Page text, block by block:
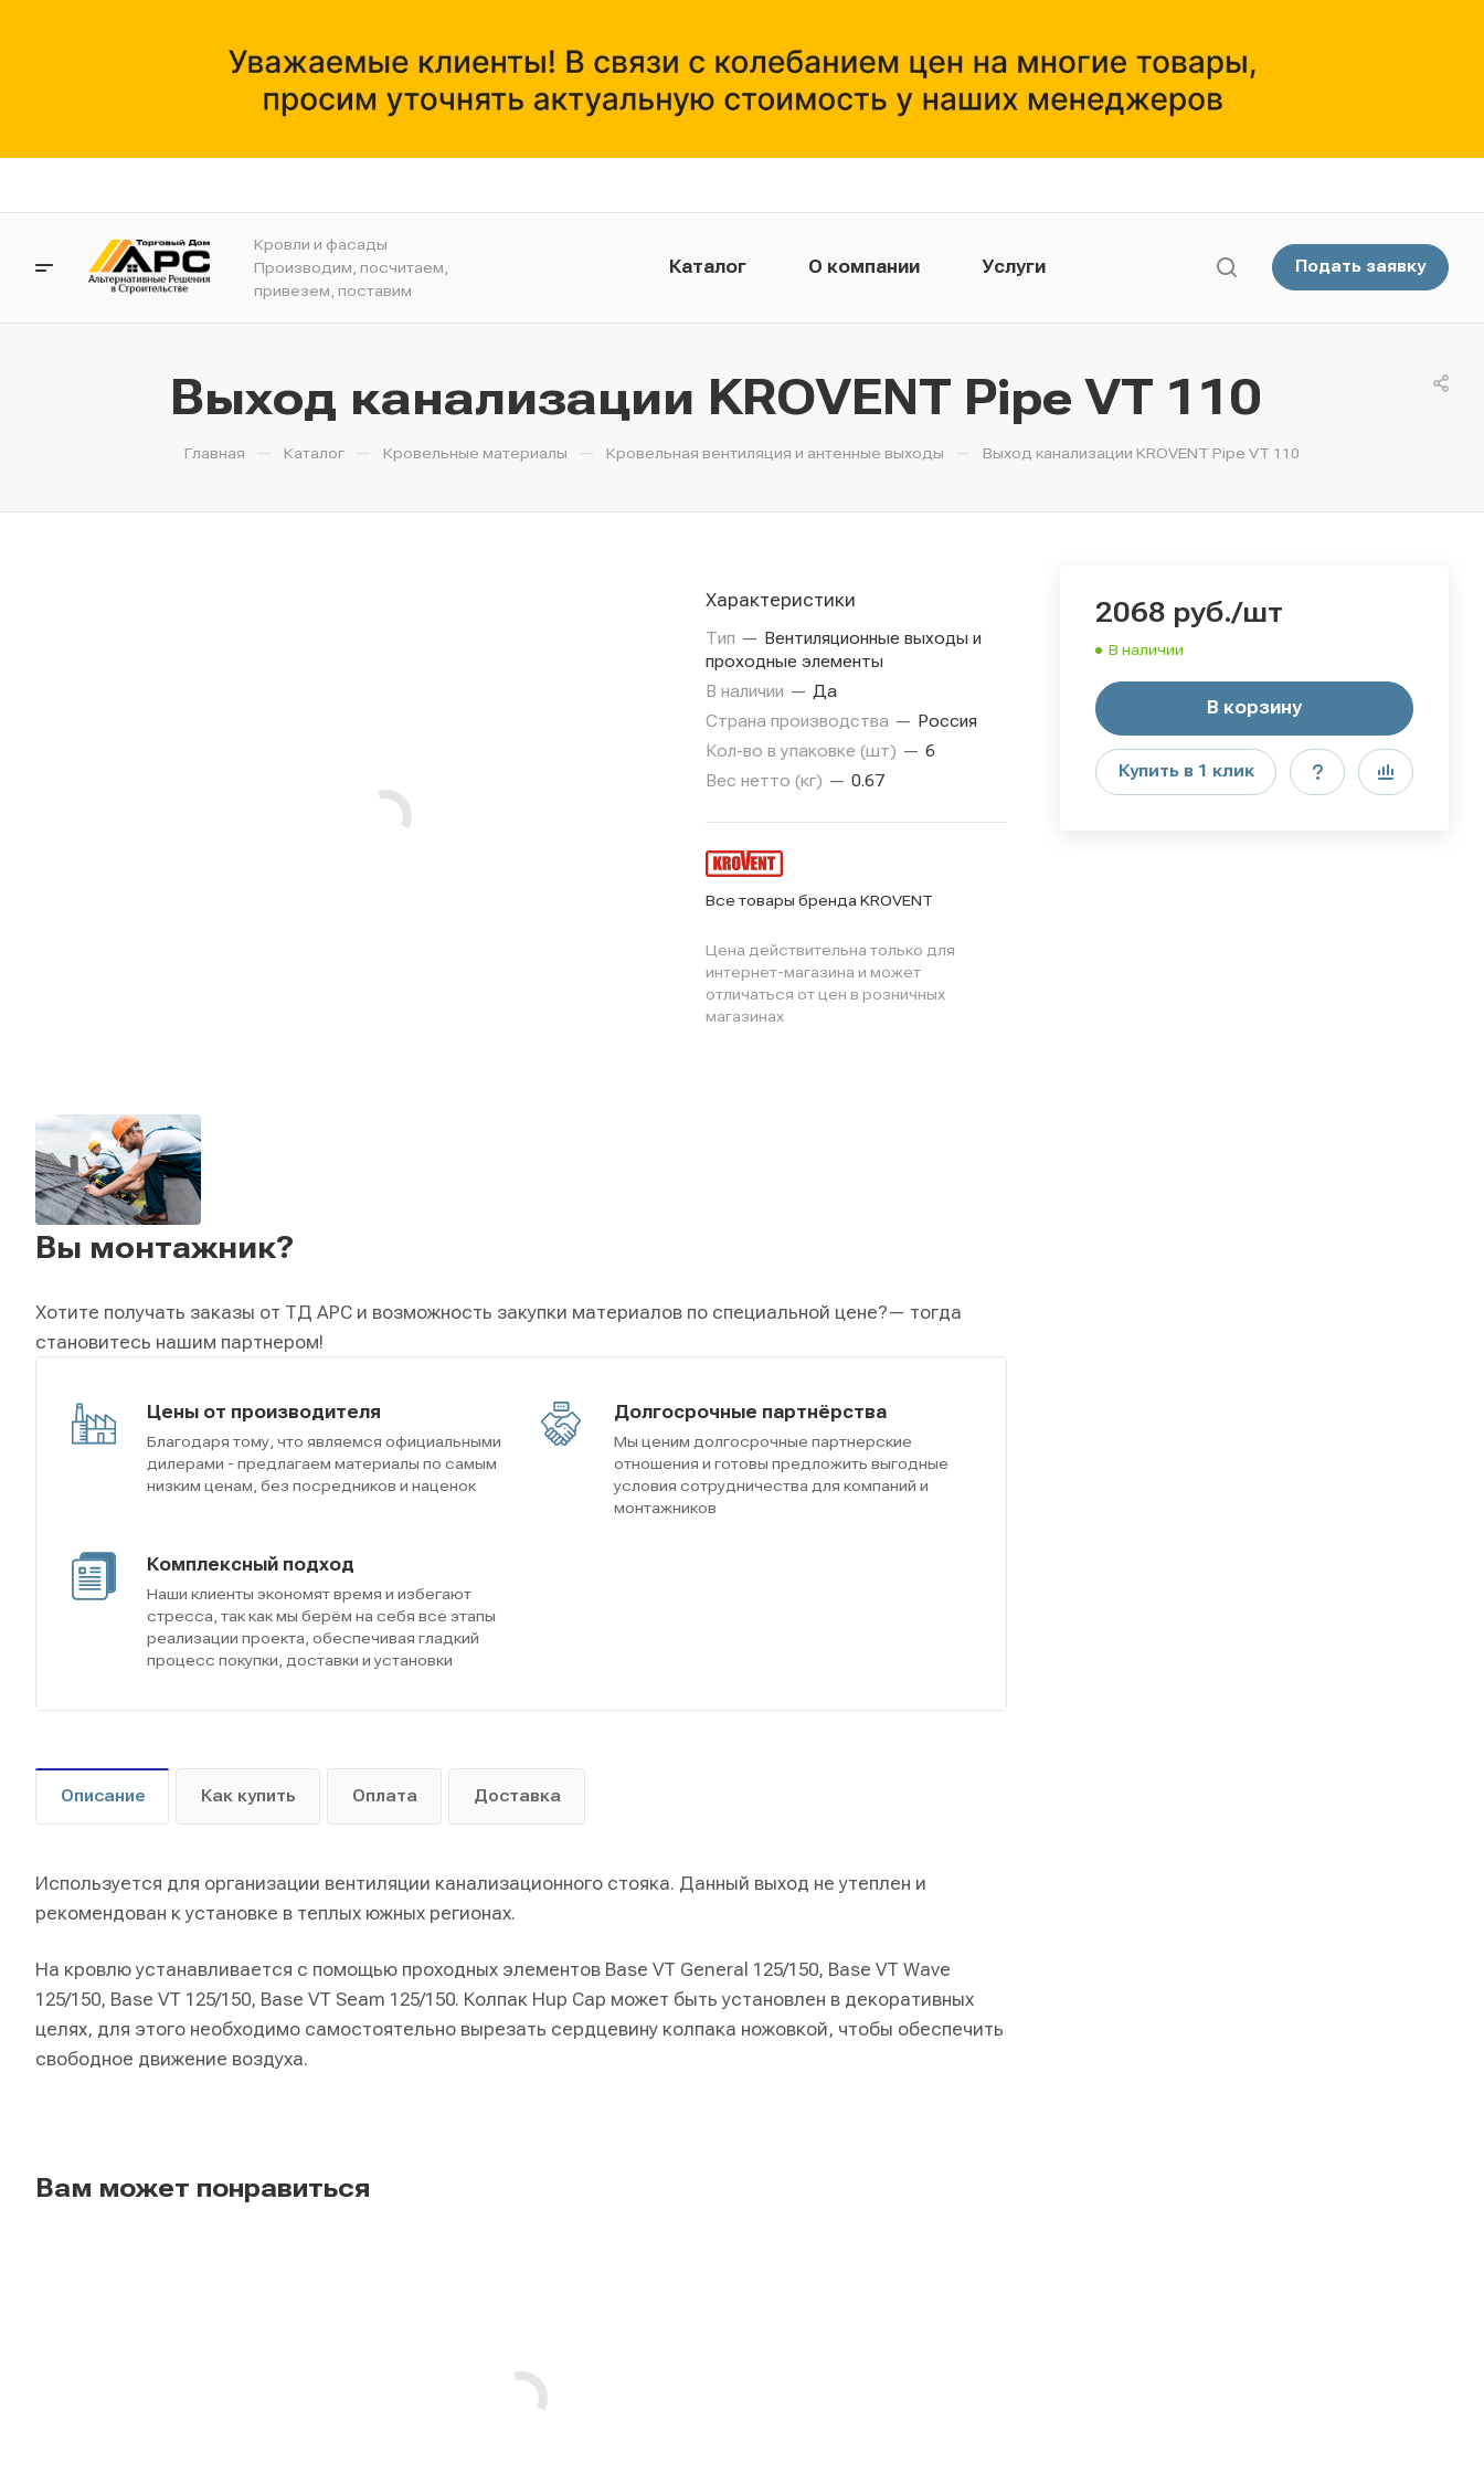
Кровли и фасады
Производим, посчитаем,
привезем, поставим
Каталог О компании Услуги
Монтажникам
Подать заявку
Выход канализации KROVENT Pipe VT 110
Главная — Каталог — Кровельные материалы — Кровельная вентиляция и антенные выходы — Выход канализации KROVENT Pipe VT 110
2068 руб./шт
В наличии
В корзину
Купить в 1 клик
Характеристики
Тип — Вентиляционные выходы и
проходные элементы
В наличии — Да
Страна производства — Россия
Кол-во в упаковке (шт) — 6
Вес нетто (кг) — 0.67
Все товары бренда KROVENT
Цена действительна только для
интернет-магазина и может
отличаться от цен в розничных
магазинах
Вы монтажник?
Хотите получать заказы от ТД АРС и возможность закупки материалов по специальной цене?— тогда
становитесь нашим партнером!
Цены от производителя
Благодаря тому, что являемся официальными
дилерами - предлагаем материалы по самым
низким ценам, без посредников и наценок
Долгосрочные партнёрства
Мы ценим долгосрочные партнерские
отношения и готовы предложить выгодные
условия сотрудничества для компаний и
монтажников
Комплексный подход
Наши клиенты экономят время и избегают
стресса, так как мы берём на себя все этапы
реализации проекта, обеспечивая гладкий
процесс покупки, доставки и установки
Описание Как купить Оплата Доставка
Используется для организации вентиляции канализационного стояка. Данный выход не утеплен и
рекомендован к установке в теплых южных регионах.
На кровлю устанавливается с помощью проходных элементов Base VT General 125/150, Base VT Wave
125/150, Base VT 125/150, Base VT Seam 125/150. Колпак Hup Cap может быть установлен в декоративных
целях, для этого необходимо самостоятельно вырезать сердцевину колпака ножовкой, чтобы обеспечить
свободное движение воздуха.
Вам может понравиться